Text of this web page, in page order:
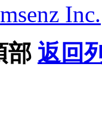
Inc.
部 返回